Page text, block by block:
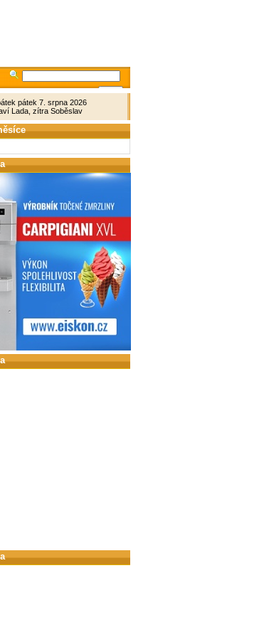
pátek 7. srpna 2026
Lada, zítra Soběslav